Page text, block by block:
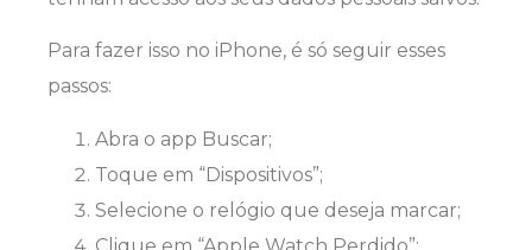
Para fazer isso no iPhone, é só seguir esses
passos:
Abra o app Buscar;
Toque em “Dispositivos”;
Selecione o relógio que deseja marcar;